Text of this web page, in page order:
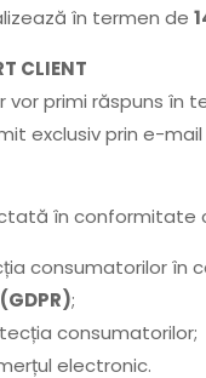
în termen de
CLIENT
primi răspuns în
exclusiv prin e-mail
în conformitate
consumatorilor în
;
consumatorilor;
electronic.